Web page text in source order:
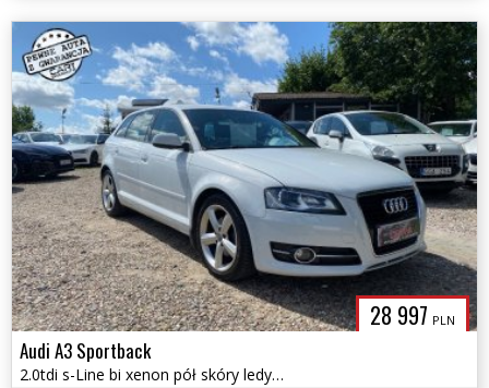
28 997 PLN
Audi A3 Sportback
2.0tdi s-Line bi xenon pół skóry ledy czarny sufit full serwis 1.r.gwa